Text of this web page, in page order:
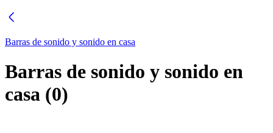
Barras de sonido y sonido en casa
Barras de sonido y sonido en
casa (0)